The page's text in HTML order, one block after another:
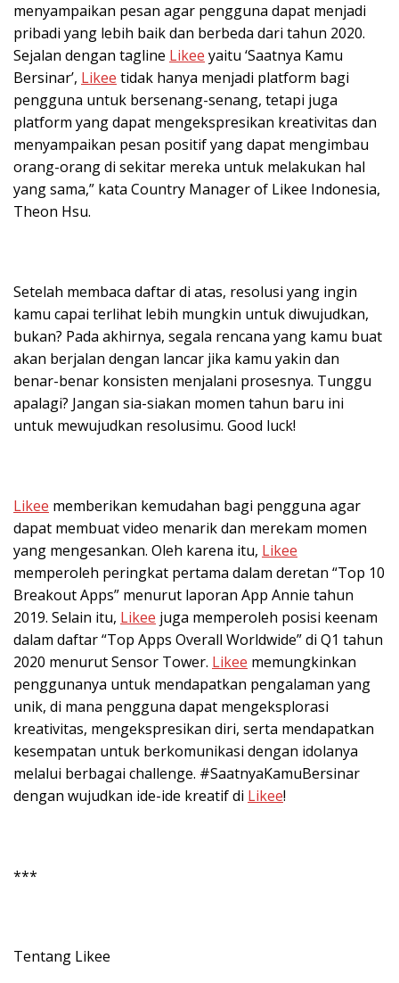
menyampaikan pesan agar pengguna dapat menjadi
pribadi yang lebih baik dan berbeda dari tahun 2020.
Sejalan dengan tagline Likee yaitu ‘Saatnya Kamu
Bersinar’, Likee tidak hanya menjadi platform bagi
pengguna untuk bersenang-senang, tetapi juga
platform yang dapat mengekspresikan kreativitas dan
menyampaikan pesan positif yang dapat mengimbau
orang-orang di sekitar mereka untuk melakukan hal
yang sama,” kata Country Manager of Likee Indonesia,
Theon Hsu.
Setelah membaca daftar di atas, resolusi yang ingin
kamu capai terlihat lebih mungkin untuk diwujudkan,
bukan? Pada akhirnya, segala rencana yang kamu buat
akan berjalan dengan lancar jika kamu yakin dan
benar-benar konsisten menjalani prosesnya. Tunggu
apalagi? Jangan sia-siakan momen tahun baru ini
untuk mewujudkan resolusimu. Good luck!
Likee memberikan kemudahan bagi pengguna agar
dapat membuat video menarik dan merekam momen
yang mengesankan. Oleh karena itu, Likee
memperoleh peringkat pertama dalam deretan “Top 10
Breakout Apps” menurut laporan App Annie tahun
2019. Selain itu, Likee juga memperoleh posisi keenam
dalam daftar “Top Apps Overall Worldwide” di Q1 tahun
2020 menurut Sensor Tower. Likee memungkinkan
penggunanya untuk mendapatkan pengalaman yang
unik, di mana pengguna dapat mengeksplorasi
kreativitas, mengekspresikan diri, serta mendapatkan
kesempatan untuk berkomunikasi dengan idolanya
melalui berbagai challenge. #SaatnyaKamuBersinar
dengan wujudkan ide-ide kreatif di Likee!
***
Tentang Likee